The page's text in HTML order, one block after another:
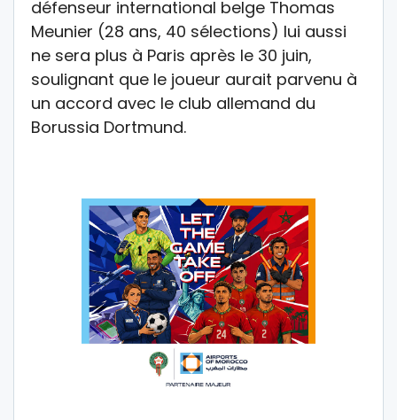
défenseur international belge Thomas
Meunier (28 ans, 40 sélections) lui aussi
ne sera plus à Paris après le 30 juin,
soulignant que le joueur aurait parvenu à
un accord avec le club allemand du
Borussia Dortmund.